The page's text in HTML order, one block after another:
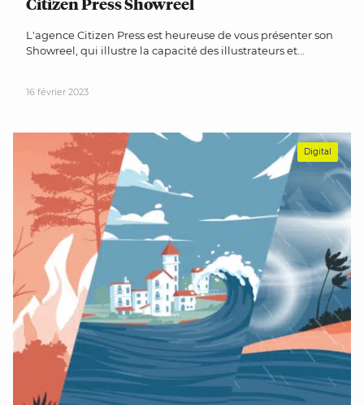
L'agence Citizen Press est heureuse de vous présenter son
Showreel, qui illustre la capacité des illustrateurs et...
16 février 2023
Digital